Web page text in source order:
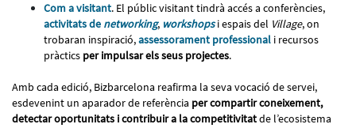
Com a visitant. El públic visitant tindrà accés a conferències,
activitats de networking, workshopsi espais del Village, on
trobaran inspiració,assessorament professional i recursos
pràctics per impulsar els seus projectes.
Amb cada edició, Bizbarcelona reafirma la seva vocació de servei,
esdevenint un aparador de referència per compartir coneixement,
detectar oportunitats i contribuir a la competitivitatde l’ecosistema